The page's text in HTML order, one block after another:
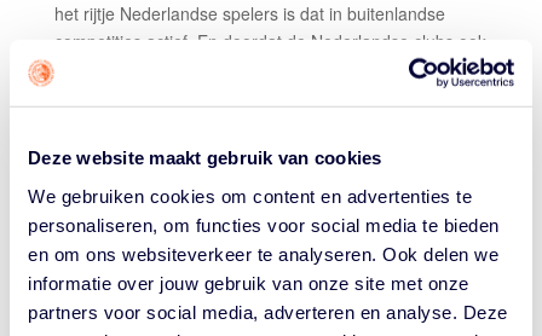
Deze website maakt gebruik van cookies
We gebruiken cookies om content en advertenties te
personaliseren, om functies voor social media te bieden
en om ons websiteverkeer te analyseren. Ook delen we
informatie over jouw gebruik van onze site met onze
partners voor social media, adverteren en analyse. Deze
het rijtje Nederlandse spelers is dat in buitenlandse
competities actief. En doordat de Nederlandse clubs ook
in Europese clubcompetities meedoen zit in het huidige
Ook in dat aspect groeien de Orange Lions. Roeland:
“In de beginperiode was er nauwelijks geld en konden
we met moeite zeven ervaren spelers bij elkaar krijgen.
Er waren veel jongens die zich niet beschikbaar stelden.
Wij plaatsten ons toen onder leiding van Toon van
Helfteren voor het eerst in 26 jaar voor het Europees